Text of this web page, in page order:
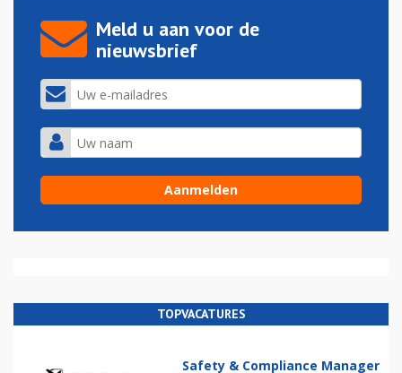
Meld u aan voor de
nieuwsbrief
TOPVACATURES
Safety & Compliance Manager